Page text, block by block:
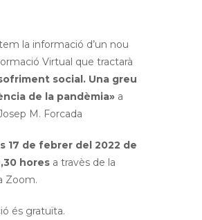
la informació d’un nou
Virtual que tractarà
social. Una greu
de la pandèmia» a
M. Forcada
17 de febrer del 2022 de
hores a travès de la
Zoom.
és gratuïta.